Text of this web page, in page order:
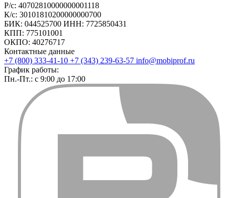
Р/с: 40702810000000001118
К/с: 30101810200000000700
БИК: 044525700 ИНН: 7725850431
КПП: 775101001
ОКПО: 40276717
Контактные данные
+7 (800) 333-41-10 +7 (343) 239-63-57 info@mobiprof.ru
График работы:
Пн.-Пт.: с 9:00 до 17:00